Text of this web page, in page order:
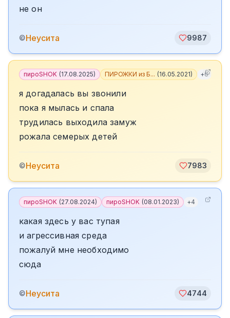
не он
©Неусита 9987
пироSHOK (17.08.2025) ПИРОЖКИ из Б... (16.05.2021) +6
я догадалась вы звонили
пока я мылась и спала
трудилась выходила замуж
рожала семерых детей
©Неусита 7983
пироSHOK (27.08.2024) пироSHOK (08.01.2023) +4
какая здесь у вас тупая
и агрессивная среда
пожалуй мне необходимо
сюда
©Неусита 4744